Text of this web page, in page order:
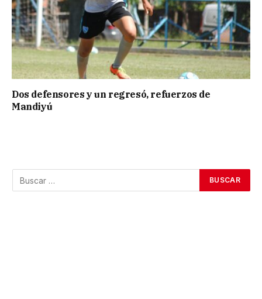
Dos defensores y un regresó, refuerzos de
Mandiyú